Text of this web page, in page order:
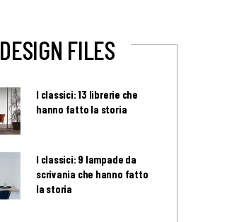
DESIGN FILES
I classici: 13 librerie che
hanno fatto la storia
I classici: 9 lampade da
scrivania che hanno fatto
la storia